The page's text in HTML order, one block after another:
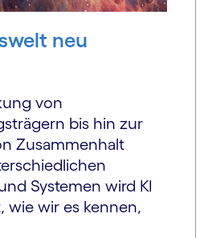
neu
von
bis hin zur
Zusammenhalt
Systemen wird KI
wie wir es kennen,